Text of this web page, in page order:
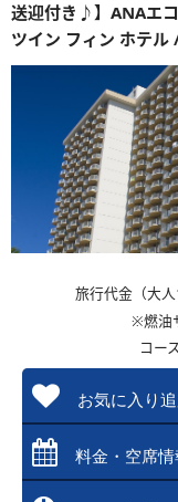
送迎付き♪】ANAエ
ツイン フィン ホテ
旅行代金（大人
※燃油
コー
お気に入り
料金・空席情